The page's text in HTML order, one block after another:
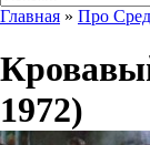
Главная » Про
1972)